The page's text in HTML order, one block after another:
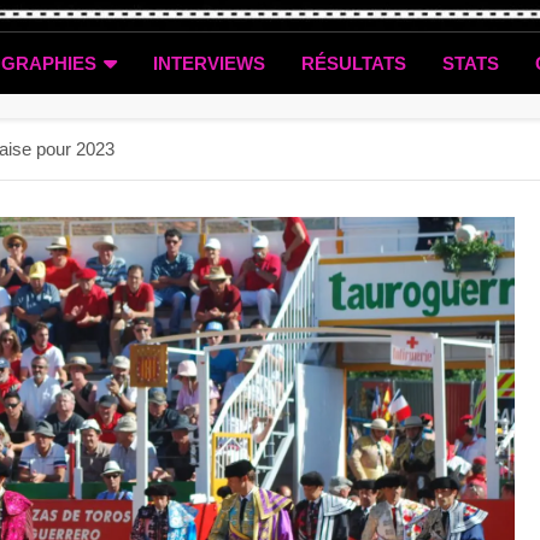
INTERVIEWS RÉSULTATS STATS
pour 2023